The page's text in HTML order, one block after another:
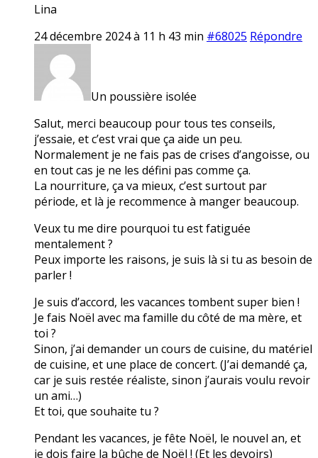
Lina
24 décembre 2024 à 11 h 43 min #68025 Répondre
Un poussière isolée
Salut, merci beaucoup pour tous tes conseils,
j’essaie, et c’est vrai que ça aide un peu.
Normalement je ne fais pas de crises d’angoisse, ou
en tout cas je ne les défini pas comme ça.
La nourriture, ça va mieux, c’est surtout par
période, et là je recommence à manger beaucoup.
Veux tu me dire pourquoi tu est fatiguée
mentalement ?
Peux importe les raisons, je suis là si tu as besoin de
parler !
Je suis d’accord, les vacances tombent super bien !
Je fais Noël avec ma famille du côté de ma mère, et
toi ?
Sinon, j’ai demander un cours de cuisine, du matériel
de cuisine, et une place de concert. (J’ai demandé ça,
car je suis restée réaliste, sinon j’aurais voulu revoir
un ami…)
Et toi, que souhaite tu ?
Pendant les vacances, je fête Noël, le nouvel an, et
je dois faire la bûche de Noël ! (Et les devoirs)